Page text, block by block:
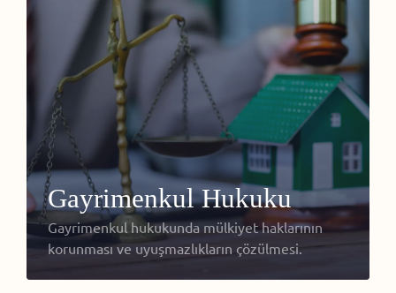
Gayrimenkul Hukuku
Gayrimenkul hukukunda mülkiyet haklarının
korunması ve uyuşmazlıkların çözülmesi.